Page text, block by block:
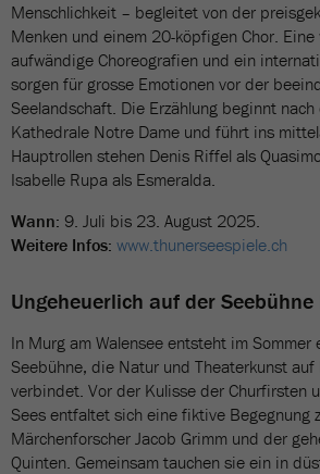
Menschlichkeit – begleitet von der
Menken und einem 20-köpfigen Chor.
aufwändige Choreografien und ein
sorgen für grosse Emotionen vor der
Seelandschaft. Die Erzählung beginnt
Kathedrale Notre Dame und führt ins
Hauptrollen stehen Denis Riffel als
Isabelle Rupa als Esmeralda.
Wann: 9. Juli bis 23. August 2025.
Weitere Infos: www.thunerseespiele.ch
Ungeheuerlich auf der Seebühne
In Murg am Walensee entsteht im Sommer
Seebühne, die Natur und Theaterkunst auf
verbindet. Vor der Kulisse der Churfirsten
Sees entfaltet sich eine fiktive Begegnung
Märchenforscher Jacob Grimm und der
Quinten. Gemeinsam tauchen sie ein in